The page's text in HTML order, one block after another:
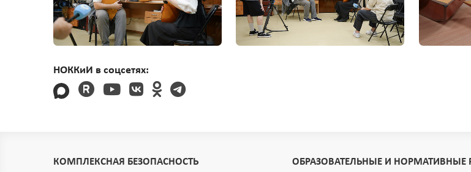
НОККиИ в соцсетях:
КОМПЛЕКСНАЯ БЕЗОПАСНОСТЬ
ОБРАЗОВАТЕЛЬНЫЕ И НОРМАТИВНЫЕ